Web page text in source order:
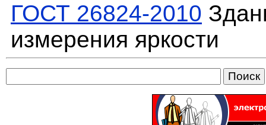
ГОСТ 26824-2010
измерения яркости